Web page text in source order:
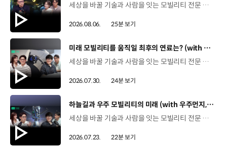
세상을 바꿀 기술과 사람을 잇는 모빌리티 전문 팟캐스트, 현대진행형. 🔊과학커뮤니케이터 이독실, 여도은 앵커‬,그리고 카이스트 김대식 교수와 함께했습니다. 이제는 AI가 물건을 옮기고, 사람을 돕고, 함께 일하는 시대! 스물두 번째 에피소드에서는 몸을 가진 AI, ‘피지컬 AI’를 주제로휴머노이드가 사람을 닮은 이유부터 산업과 일상에 가져올 변화,그리고 현대자동차그룹이 준비하는 피지컬 AI의 미래까지 이야기합니다. 화면 밖을 나와 몸을 갖게 된 AI, 우리의 일상은 어떻게 달라질까요?현대진행형 22편에서 확인해 보세요. 현대진행형 팟빵 ▶현대진행형 애플 팟캐스트 ▶현대진행형 스포티파이 ▶ 00:00 하이라이트00:37 출연진 소개01:00 몸을 가진 AI, 피지컬 AI란?01:31 10년 만에 달라진 휴머노이드 기술02:42 도구로 능력을 확장해 온 인간04:51 인간의 의지까지 확장하는 AI05:30 휴머노이드는 왜 사람을 닮았을까?07:18 휴머노이드 개발에 남은 가장 큰 과제07:31 인간의 손과 다른 아틀라스의 손08:36 피지컬 AI가 가장 먼저 필요한 분야09:32 AI 시대, 노동의 의미는 달라질까?12:13 아직 1%도 시작하지 않은 피지컬 AI16:28 현대자동차그룹이 준비해 온 피지컬 AI17:31 미래 모빌리티는 어떤 모습일까?19:14 현대자동차그룹이 가진 풀스택 경쟁력20:10 피지컬 AI의 성능을 결정하는 모션 데이터22:49 휴머노이드와 함께 일하는 시대23:51 클로징 *본 영상에 포함된 참여자의 의견은 현대자동차그룹의 공식 입장과 다를 수 있습니다. #현대자동차그룹 #현대진행형 #모빌리티팟캐스트 #피지컬AI #휴머노이드 #보스턴다이나믹스 #아틀라스 #미래모빌리티 #모빌리티 #팟캐스트
2026.08.06. 25분 보기
[동영상]
미래 모빌리티를 움직일 최후의 연료는? (with 우주먼지, 항성) | 현대진행형 팟캐스트 EP. 21
세상을 바꿀 기술과 사람을 잇는 모빌리티 전문 팟캐스트, 현대진행형. 🔊 과학커뮤니케이터 이독실, 여도은 앵커,그리고 천문학자 우주먼지, 과학커뮤니케이터 항성과 함께했습니다. 휘발유부터 전기차, 수소전기차, 하이브리드까지미래 모빌리티를 움직일 연료는 무엇일까요? 스물한 번째 에피소드에서는 자동차의 '연료'를 주제로다양한 에너지가 만들어갈 미래 모빌리티 라이프스타일을 이야기합니다. 연료가 바뀌면 자동차도, 우리의 이동 방식도 달라지지 않을까요?현대진행형 21편에서 확인해 보세요. 현대진행형 팟빵▶ 현대진행형 애플 팟캐스트▶현대진행형 스포티파이▶ 00:00 하이라이트00:21 인트로 / 자기소개00:58 자동차의 성격, 무엇으로 결정될까?03:38 연료란, 자동차의 성격을 결정하는 DNA04:24 휘발유는 어떻게 연료 경쟁에서 살아남았을까06:09 휘발유의 과거와 현재, 유연휘발유 속 납성분07:02 지구를 납으로 오염시키던 유연휘발유가 사라진 이유08:47 달리는 전자제품이 된 자동차, SDV 시대로의 전환09:46 '기계공학' 시스템에서 '소프트웨어'로 변화하는 모빌리티11:18 친환경차 시대가 오기까지의 기술적 과제11:43 전기차 배터리가 풀어야 할 숙제12:25 배터리를 관리하는 BMS 기술13:51 수소전기차, 인프라가 먼저일까 수요가 먼저일까?14:23 수소가 청정 연료로 주목받는 이유15:08 우주에서 가장 흔한 원소, 수소 생산과 운송의 현실적인 과제16:49 수소가 필요한 모빌리티는 따로 있다18:21 하이브리드가 대세인 시대, 그 이유는? 19:26 하이브리드는 연료 과도기를 견디게 해주는 기술21:44 전기·수소·하이브리드를 함께 준비하는 멀티 파워트레인 전략이란?23:30 클로징 *본 영상에 포함된 참여자의 의견은 현대자동차그룹의 공식 입장과 다를 수 있습니다. #현대자동차그룹 #현대진행형 #모빌리티팟캐스트 #전기차 #수소전기차 #연료 #에너지 #미래모빌리티 #모빌리티 #팟캐스트
2026.07.30. 24분 보기
[동영상]
하늘길과 우주 모빌리티의 미래 (with 우주먼지, 항성) | 현대진행형 팟캐스트 EP. 20
세상을 바꿀 기술과 사람을 잇는 모빌리티 전문 팟캐스트, 현대진행형. 🔊 과학커뮤니케이터 이독실, 여도은 앵커,그리고 천문학자 우주먼지, 과학커뮤니케이터 항성과 함께했습니다. 우주정거장을 거쳐 뉴욕으로 향하는 미래를 상상해본 적 있나요?스무 번째 에피소드에서는 하늘 위 교통 체계와 이동 수단의 모습,그리고 지상을 넘어 우주로 확장되는 모빌리티의 가능성까지 살펴봅니다. 하늘길이 열리면 우리의 일상은 어떻게 달라질지,현대진행형 20편에서 확인해 보세요. 현대진행형 팟빵▶현대진행형 애플 팟캐스트▶현대진행형 스포티파이▶ 00:00 하이라이트00:24 인트로 / 자기소개00:47 하늘길의 교통은 어떻게 다를까02:33 하늘의 교통 관제 시스템03:10 하늘을 나는 자동차의 모습은?05:10 미래 하늘길의 동력원과 연료06:42 휘발유 대신 항공유가 쓰일 가능성07:18 자동차에서 모빌리티로의 변화08:13 하늘길 시대의 도로와 도시10:02 우주 모빌리티는 어디까지 가능할까12:18 우주를 경험하는 미래12:57 우주로 확장되는 모빌리티13:30 하늘과 우주에서 좋은 차의 기준은?14:54 우주 관광은 누구나 가능할까16:35 현대로템과 한국 우주 산업의 미래18:37 미래 모빌리티가 바꿀 우리의 일상 *본 영상에 포함된 참여자의 의견은 현대자동차그룹의 공식 입장과 다를 수 있습니다. #현대자동차그룹 #현대진행형 #모빌리티팟캐스트 #UAM #스카이모빌리티 #하늘길 #자율주행 #우주 #우주항공 #모빌리티 #팟캐스트
2026.07.23. 22분 보기